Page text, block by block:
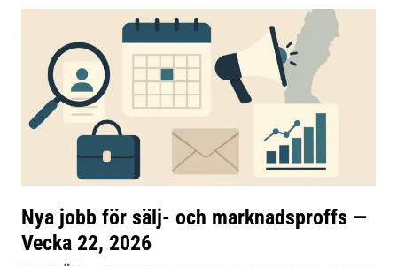
Nya jobb för sälj- och marknadsproffs —
Vecka 22, 2026